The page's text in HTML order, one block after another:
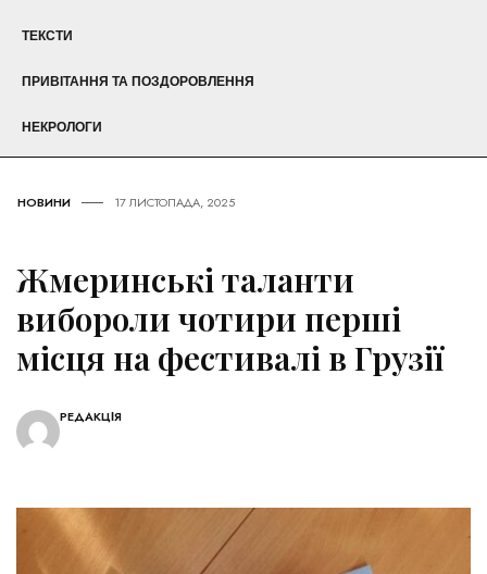
ТЕКСТИ
ПРИВІТАННЯ ТА ПОЗДОРОВЛЕННЯ
НЕКРОЛОГИ
НОВИНИ 17 ЛИСТОПАДА, 2025
Жмеринські таланти
вибороли чотири перші
місця на фестивалі в Грузії
РЕДАКЦІЯ